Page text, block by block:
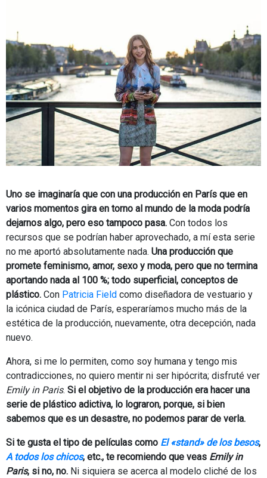
Uno se imaginaría que con una producción en París que en
varios momentos gira en torno al mundo de la moda podría
dejarnos algo, pero eso tampoco pasa. Con todos los
recursos que se podrían haber aprovechado, a mí esta serie
no me aportó absolutamente nada. Una producción que
promete feminismo, amor, sexo y moda, pero que no termina
aportando nada al 100 %; todo superficial, conceptos de
plástico. Con Patricia Field como diseñadora de vestuario y
la icónica ciudad de París, esperaríamos mucho más de la
estética de la producción, nuevamente, otra decepción, nada
nuevo.
Ahora, si me lo permiten, como soy humana y tengo mis
contradicciones, no quiero mentir ni ser hipócrita; disfruté ver
Emily in Paris. Si el objetivo de la producción era hacer una
serie de plástico adictiva, lo lograron, porque, si bien
sabemos que es un desastre, no podemos parar de verla.
Si te gusta el tipo de películas como El «stand» de los besos,
A todos los chicos, etc., te recomiendo que veas Emily in
Paris, si no, no. Ni siquiera se acerca al modelo cliché de los